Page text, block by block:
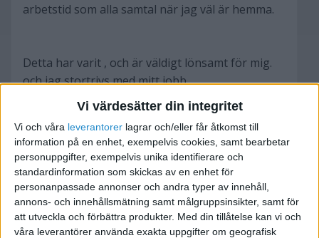
Vi värdesätter din integritet
Vi och våra leverantorer lagrar och/eller får åtkomst till
information på en enhet, exempelvis cookies, samt bearbetar
personuppgifter, exempelvis unika identifierare och
standardinformation som skickas av en enhet för
personanpassade annonser och andra typer av innehåll,
annons- och innehållsmätning samt målgruppsinsikter, samt för
att utveckla och förbättra produkter. Med din tillåtelse kan vi och
våra leverantörer använda exakta uppgifter om geografisk
arbetstid som alla samtal när jag väl är hemma.
Detta har varit , och är väldigt lönsamt för mig.
och jag stortrivs med mitt jobb.
Nu har jag fått chansen och möjligheten
(ekonomiskt) expandera och anställa ytterligare
två heltidare vid årsskiftet (Eventuellt tre) jag är
sugen, men jag känner samtidigt att
arbetssysslorna för mig själv ligger på
bristningsgränsen för vad jag klarar av.